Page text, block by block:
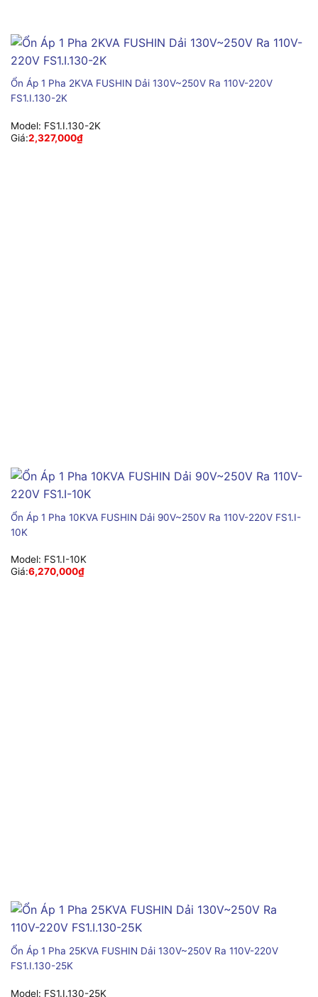
Ổn Áp 1 Pha 2KVA FUSHIN Dải 130V~250V Ra 110V-220V
FS1.I.130-2K
Model: FS1.I.130-2K
Giá:2,327,000₫
Ổn Áp 1 Pha 10KVA FUSHIN Dải 90V~250V Ra 110V-220V FS1.I-
10K
Model: FS1.I-10K
Giá:6,270,000₫
Ổn Áp 1 Pha 25KVA FUSHIN Dải 130V~250V Ra 110V-220V
FS1.I.130-25K
Model: FS1.I.130-25K